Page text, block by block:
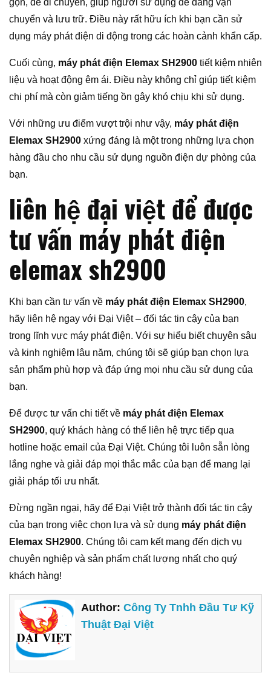
chuyển và lưu trữ. Điều này rất hữu ích khi bạn cần sử
dụng máy phát điện di động trong các hoàn cảnh khẩn cấp.
Cuối cùng, máy phát điện Elemax SH2900 tiết kiệm nhiên
liệu và hoạt động êm ái. Điều này không chỉ giúp tiết kiệm
chi phí mà còn giảm tiếng ồn gây khó chịu khi sử dụng.
Với những ưu điểm vượt trội như vậy, máy phát điện
Elemax SH2900 xứng đáng là một trong những lựa chọn
hàng đầu cho nhu cầu sử dụng nguồn điện dự phòng của
bạn.
liên hệ đại việt để được
tư vấn máy phát điện
elemax sh2900
Khi bạn cần tư vấn về máy phát điện Elemax SH2900,
hãy liên hệ ngay với Đại Việt – đối tác tin cậy của bạn
trong lĩnh vực máy phát điện. Với sự hiểu biết chuyên sâu
và kinh nghiệm lâu năm, chúng tôi sẽ giúp bạn chọn lựa
sản phẩm phù hợp và đáp ứng mọi nhu cầu sử dụng của
bạn.
Để được tư vấn chi tiết về máy phát điện Elemax
SH2900, quý khách hàng có thể liên hệ trực tiếp qua
hotline hoặc email của Đại Việt. Chúng tôi luôn sẵn lòng
lắng nghe và giải đáp mọi thắc mắc của bạn để mang lại
giải pháp tối ưu nhất.
Đừng ngần ngại, hãy để Đại Việt trở thành đối tác tin cậy
của bạn trong việc chọn lựa và sử dụng máy phát điện
Elemax SH2900. Chúng tôi cam kết mang đến dịch vụ
chuyên nghiệp và sản phẩm chất lượng nhất cho quý
khách hàng!
Author:Công Ty Tnhh Đầu Tư Kỹ
Thuật Đại Việt